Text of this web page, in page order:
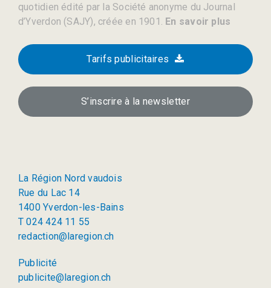
quotidien édité par la Société anonyme du Journal
d’Yverdon (SAJY), créée en 1901. En savoir plus
Tarifs publicitaires
S’inscrire à la newsletter
La Région Nord vaudois
Rue du Lac 14
1400 Yverdon-les-Bains
T 024 424 11 55
redaction@laregion.ch
Publicité
publicite@laregion.ch